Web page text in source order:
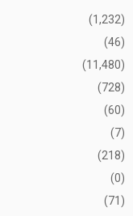
(1,232)
(46)
(11,480)
(728)
(60)
(7)
(218)
(0)
(71)